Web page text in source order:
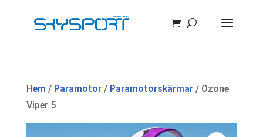
Hem / Paramotor/ Paramotorskärmar/ Ozone
Viper 5